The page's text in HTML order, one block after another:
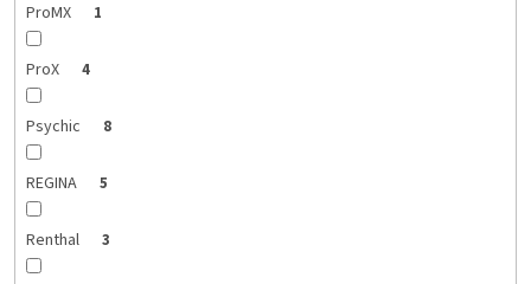
ProMX 1
ProX 4
Psychic 8
REGINA 5
Renthal 3